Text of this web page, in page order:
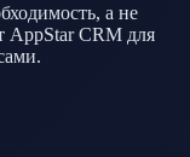
а не
AppStar CRM для